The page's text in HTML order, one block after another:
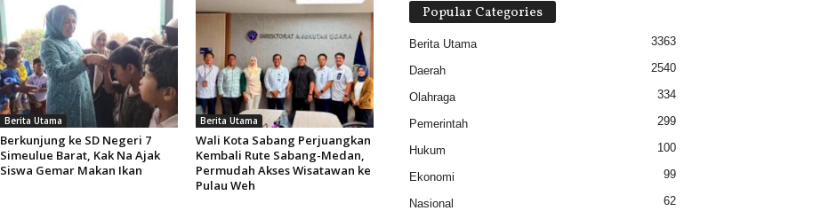
Berita Utama
Berkunjung ke SD Negeri 7
Simeulue Barat, Kak Na Ajak
Siswa Gemar Makan Ikan
Berita Utama
Wali Kota Sabang Perjuangkan
Kembali Rute Sabang-Medan,
Permudah Akses Wisatawan ke
Pulau Weh
Popular Categories
Berita Utama 3363
Daerah 2540
Olahraga 334
Pemerintah 299
Hukum 100
Ekonomi 99
Nasional 62